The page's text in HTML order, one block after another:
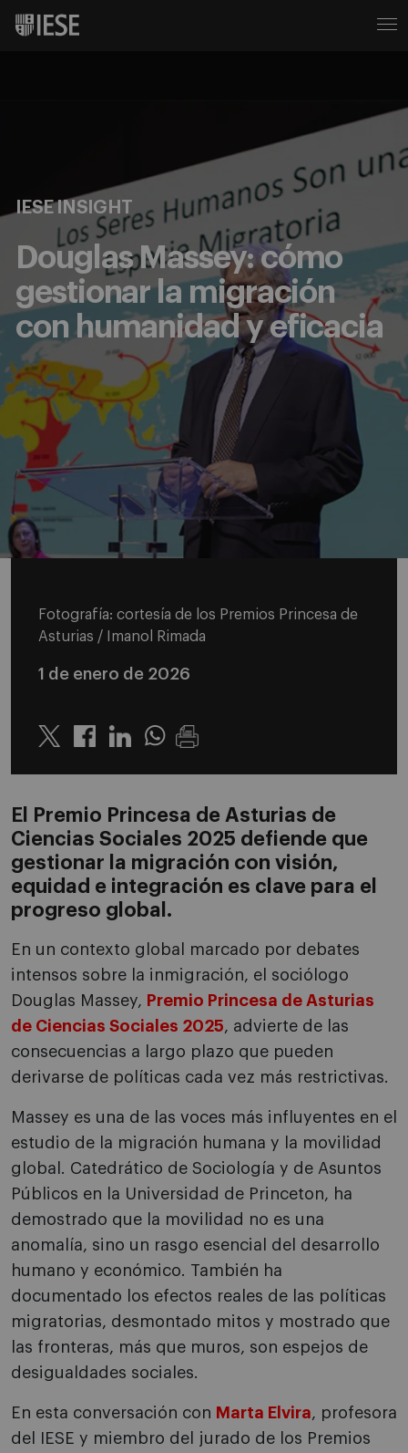
IESE INSIGHT
Douglas Massey: cómo
gestionar la migración
con humanidad y eficacia
Fotografía: cortesía de los Premios Princesa de
Asturias / Imanol Rimada
1 de enero de 2026
Twitter LinkedinWhatsapp
El Premio Princesa de Asturias de
Ciencias Sociales 2025 defiende que
gestionar la migración con visión,
equidad e integración es clave para el
progreso global.
En un contexto global marcado por debates
intensos sobre la inmigración, el sociólogo
Douglas Massey, Premio Princesa de Asturias
de Ciencias Sociales 2025, advierte de las
consecuencias a largo plazo que pueden
derivarse de políticas cada vez más restrictivas.
Massey es una de las voces más influyentes en el
estudio de la migración humana y la movilidad
global. Catedrático de Sociología y de Asuntos
Públicos en la Universidad de Princeton, ha
demostrado que la movilidad no es una
anomalía, sino un rasgo esencial del desarrollo
humano y económico. También ha
documentado los efectos reales de las políticas
migratorias, desmontado mitos y mostrado que
las fronteras, más que muros, son espejos de
desigualdades sociales.
En esta conversación con Marta Elvira, profesora
del IESE y miembro del jurado de los Premios